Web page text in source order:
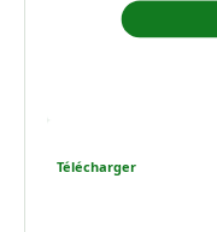
Télécharger